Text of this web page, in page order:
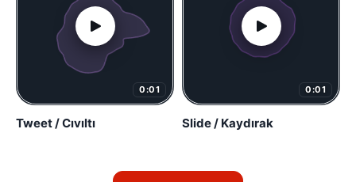
0:01
Tweet / Cıvıltı
0:01
Slide / Kaydırak